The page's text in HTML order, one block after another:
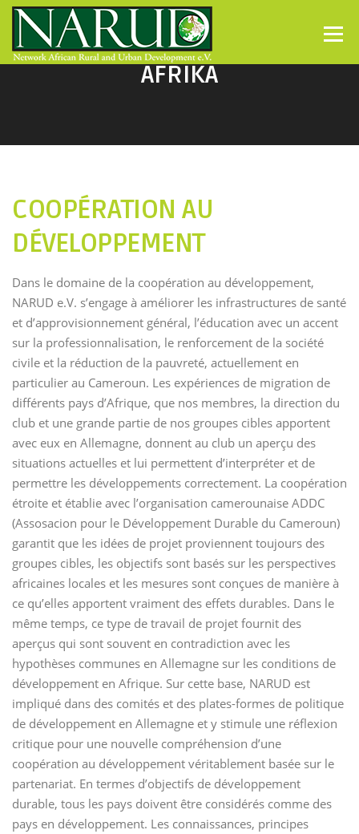
Direkt zum Inhalt
Menü
AFRIKA
COOPÉRATION AU
DÉVELOPPEMENT
Dans le domaine de la coopération au développement,
NARUD e.V. s’engage à améliorer les infrastructures de santé
et d’approvisionnement général, l’éducation avec un accent
sur la professionnalisation, le renforcement de la société
civile et la réduction de la pauvreté, actuellement en
particulier au Cameroun. Les expériences de migration de
différents pays d’Afrique, que nos membres, la direction du
club et une grande partie de nos groupes cibles apportent
avec eux en Allemagne, donnent au club un aperçu des
situations actuelles et lui permettent d’interpréter et de
permettre les développements correctement. La coopération
étroite et établie avec l’organisation camerounaise ADDC
(Assosacion pour le Développement Durable du Cameroun)
garantit que les idées de projet proviennent toujours des
groupes cibles, les objectifs sont basés sur les perspectives
africaines locales et les mesures sont conçues de manière à
ce qu’elles apportent vraiment des effets durables. Dans le
même temps, ce type de travail de projet fournit des
aperçus qui sont souvent en contradiction avec les
hypothèses communes en Allemagne sur les conditions de
développement en Afrique. Sur cette base, NARUD est
impliqué dans des comités et des plates-formes de politique
de développement en Allemagne et y stimule une réflexion
critique pour une nouvelle compréhension d’une
coopération au développement véritablement basée sur le
partenariat. En termes d’objectifs de développement
durable, tous les pays doivent être considérés comme des
pays en développement. Les connaissances, principes